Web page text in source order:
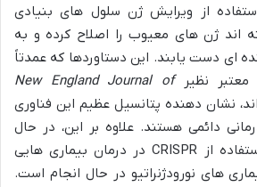
از ویرایش ژن سلول های بنیادی
اند ژن های معیوب را اصلاح کرده و به
ای دست یابند. این دستاوردها که عمدتاً
معتبر نظیرNew England Journal of
نشان دهنده پتانسیل عظیم این فناوری
دائمی هستند. علاوه بر این، در حال
حاضر مطالعاتی برای استفاده از CRISPR در درمان بیماری هایی
های نورودژنراتیو در حال انجام است.